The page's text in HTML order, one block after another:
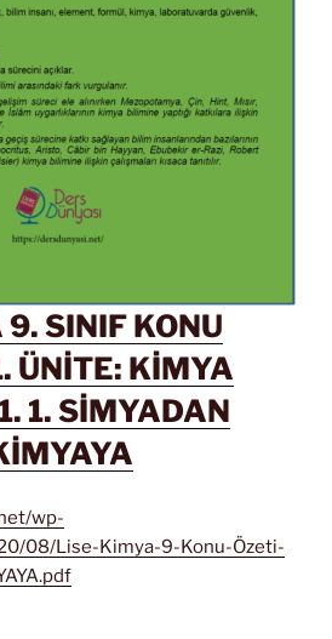
SINIF KONU
ÜNİTE: KİMYA
1. SİMYADAN
wp-
08/Lise-Kimya-9-Konu-Özeti-